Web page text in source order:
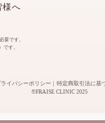
様へ
要です。
です。
ライバシーポリシー
特定商取引法に基
©FRAISE CLINIC 2025